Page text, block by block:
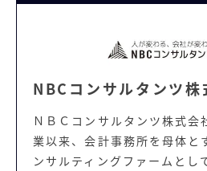
NBCコンサルタンツ株
ＮＢＣコンサルタンツ株式会
業以来、会計事務所を母体と
ンサルティングファームとし